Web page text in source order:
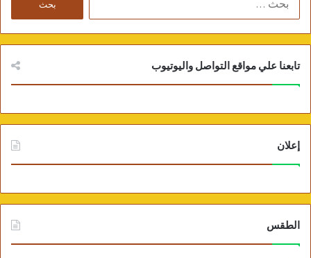
ح
ن
تابعنا علي مواقع التواصل واليوتيوب
إعلان
الطقس